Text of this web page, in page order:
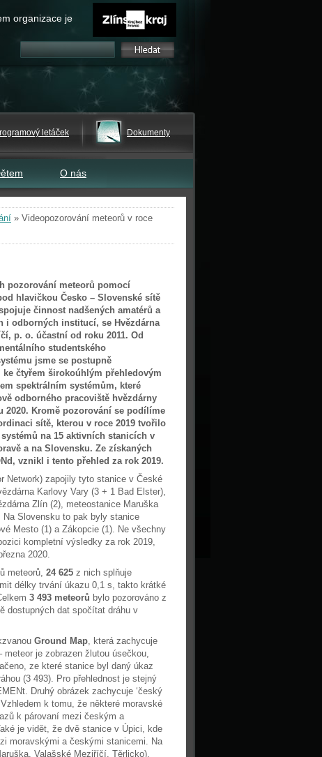
organizace je
letáček Dokumenty
O nás
» Videopozorování meteorů v roce
pozorování meteorů pomocí
hlavičkou Česko – Slovenské sítě
činnost nadšených amatérů a
i odborných institucí, se Hvězdárna
p. o. účastní od roku 2011. Od
studentského
jsme se postupně
ke čtyřem širokoúhlým přehledovým
spektrálním systémům, které
odborného pracoviště hvězdárny
2020. Kromě pozorování se podílíme
sítě, kterou v roce 2019 tvořilo
na 15 aktivních stanicích v
a na Slovensku. Ze získaných
vznikl i tento přehled za rok 2019.
Network) zapojily tyto stanice v České
Karlovy Vary (3 + 1 Bad Elster),
Zlín (2), meteostanice Maruška
Slovensku to pak byly stanice
Mesto (1) a Zákopcie (1). Ne všechny
kompletní výsledky za rok 2019,
2020.
meteorů, 24 625 z nich splňuje
délky trvání úkazu 0,1 s, takto krátké
3 493 meteorů bylo pozorováno z
dostupných dat spočítat dráhu v
Ground Map, která zachycuje
je zobrazen žlutou úsečkou,
ze které stanice byl daný úkaz
(3 493). Pro přehlednost je stejný
Druhý obrázek zachycuje ‘český
k tomu, že některé moravské
k párovaní mezi českým a
je vidět, že dvě stanice v Úpici, kde
moravskými a českými stanicemi. Na
Valašské Meziříčí, Těrlicko),